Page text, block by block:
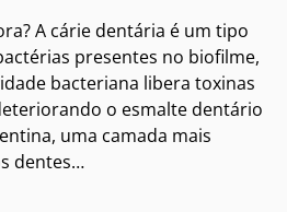
A cárie dentária é um tipo
presentes no biofilme,
bacteriana libera toxinas
o esmalte dentário
uma camada mais
dentes…